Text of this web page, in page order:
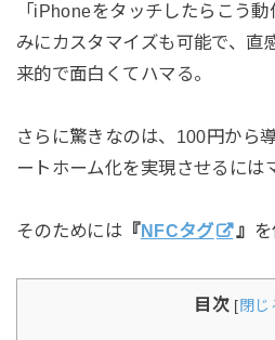
「iPhoneをタッチしたらこう
みにカスタマイズも可能で、直
来的で面白くてハマる。
さらに驚きなのは、100円から
ートホーム化を実現させるには
そのためには 『NFCタグ 』 を
目次 [閉じ